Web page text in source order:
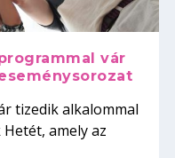
vár
tizedik alkalommal
amely az